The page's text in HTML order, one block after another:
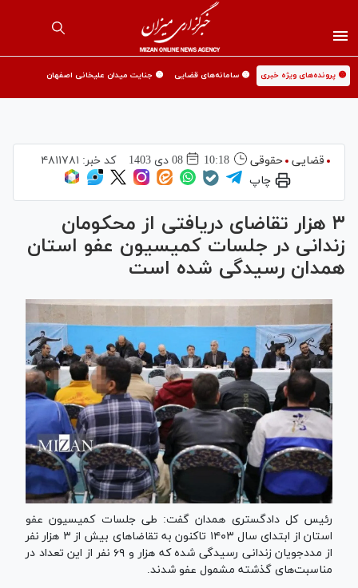
🟡 پرونده‌های ویژه خبری 🟡 سامانه‌های قضایی 🟡 جنایت میدان علیخانی اصفهان
قضایی حقوقی 10:18 08 دی 1403 کد خبر: ۴۸۱۱۷۸۱
چاپ
۳ هزار تقاضا‌ی دریافتی از محکومان
زندانی در جلسات کمیسیون عفو استان
همدان رسیدگی شده است
رئیس کل دادگستری همدان گفت: طی جلسات کمیسیون عفو
استان از ابتدای سال ۱۴۰۳ تاکنون به تقاضا‌های بیش از ۳ هزار نفر
از مددجویان زندانی رسیدگی شده که هزار و ۶۹ نفر از این تعداد در
مناسبت‌های گذشته مشمول عفو شدند.